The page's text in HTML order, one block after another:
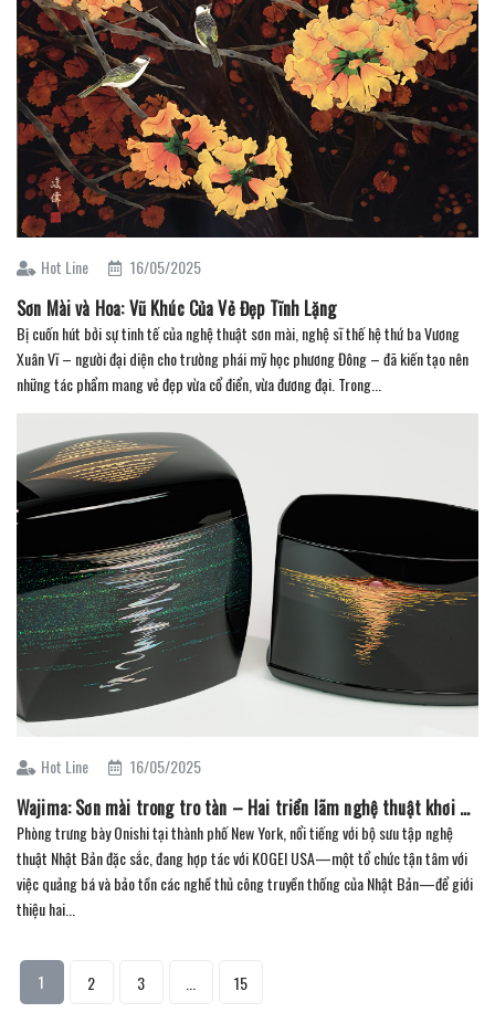
Hot Line 16/05/2025
Sơn Mài và Hoa: Vũ Khúc Của Vẻ Đẹp Tĩnh Lặng
Bị cuốn hút bởi sự tinh tế của nghệ thuật sơn mài, nghệ sĩ thế hệ thứ ba Vương
Xuân Vĩ – người đại diện cho trường phái mỹ học phương Đông – đã kiến tạo nên
những tác phẩm mang vẻ đẹp vừa cổ điển, vừa đương đại. Trong...
Hot Line 16/05/2025
Wajima: Sơn mài trong tro tàn – Hai triển lãm nghệ thuật khơi dậy di sản từ đổ nát
Phòng trưng bày Onishi tại thành phố New York, nổi tiếng với bộ sưu tập nghệ
thuật Nhật Bản đặc sắc, đang hợp tác với KOGEI USA—một tổ chức tận tâm với
việc quảng bá và bảo tồn các nghề thủ công truyền thống của Nhật Bản—để giới
thiệu hai...
1 2 3 15